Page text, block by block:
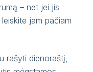
– net jei jis
jam pačiam
rašyti dienoraštį,